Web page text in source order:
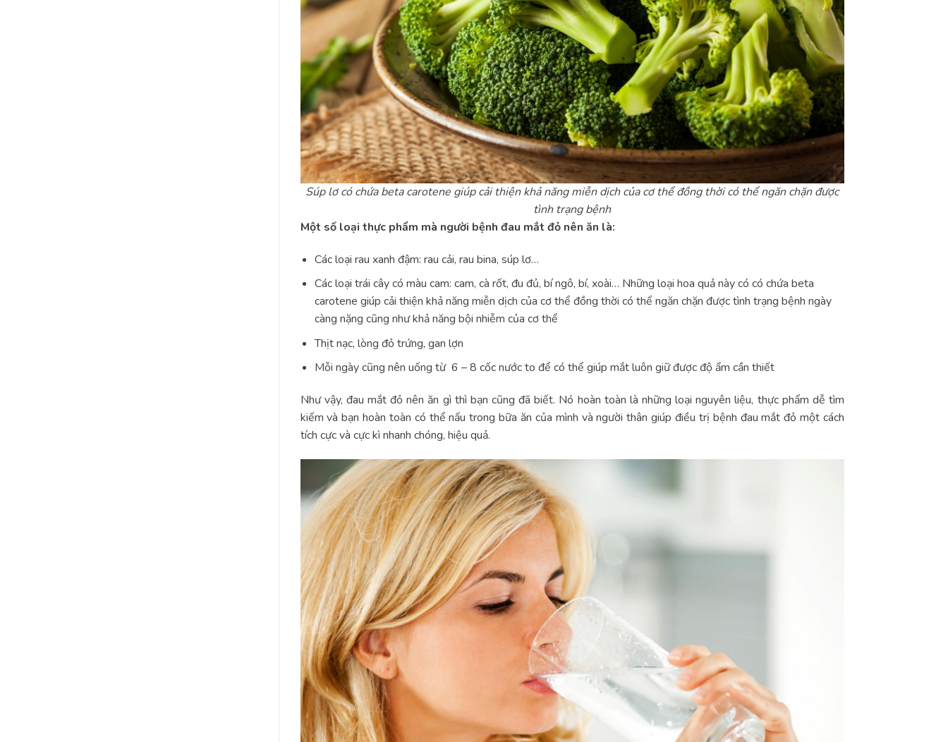
Súp lơ có chứa beta carotene giúp cải thiện khả năng miễn dịch của cơ thể đồng thời có thể ngăn chặn được
tình trạng bệnh
Một số loại thực phẩm mà người bệnh đau mắt đỏ nên ăn là:
Các loại rau xanh đậm: rau cải, rau bina, súp lơ…
Các loại trái cây có màu cam: cam, cà rốt, đu đủ, bí ngô, bí, xoài… Những loại hoa quả này có có chứa beta
carotene giúp cải thiện khả năng miễn dịch của cơ thể đồng thời có thể ngăn chặn được tình trạng bệnh ngày
càng nặng cũng như khả năng bội nhiễm của cơ thể
Thịt nạc, lòng đỏ trứng, gan lợn
Mỗi ngày cũng nên uống từ 6 – 8 cốc nước to để có thể giúp mắt luôn giữ được độ ẩm cần thiết
Như vậy, đau mắt đỏ nên ăn gì thì bạn cũng đã biết. Nó hoàn toàn là những loại nguyên liệu, thực phẩm dễ tìm
kiếm và bạn hoàn toàn có thể nấu trong bữa ăn của mình và người thân giúp điều trị bệnh đau mắt đỏ một cách
tích cực và cực kì nhanh chóng, hiệu quả.